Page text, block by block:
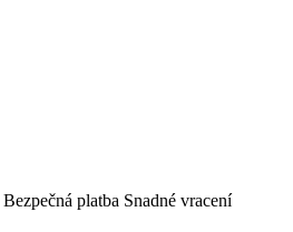
Bezpečná platba Snadné vracení